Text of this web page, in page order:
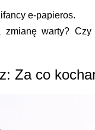
e-papieros.
warty?
Za co